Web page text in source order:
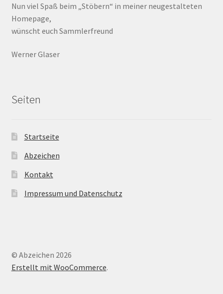
Nun viel Spaß beim „Stöbern“ in meiner neugestalteten
Homepage,
wünscht euch Sammlerfreund
Werner Glaser
Seiten
Startseite
Abzeichen
Kontakt
Impressum und Datenschutz
© Abzeichen 2026
Erstellt mit WooCommerce.